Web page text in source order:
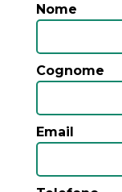
Nome
Cognome
Email